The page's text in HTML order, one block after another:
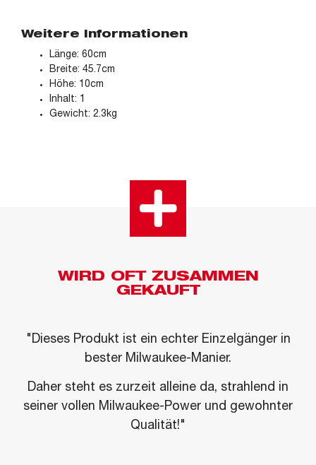
Weitere Informationen
Länge: 60cm
Breite: 45.7cm
Höhe: 10cm
Inhalt: 1
Gewicht: 2.3kg
WIRD OFT ZUSAMMEN
GEKAUFT
"Dieses Produkt ist ein echter Einzelgänger in
bester Milwaukee-Manier.
Daher steht es zurzeit alleine da, strahlend in
seiner vollen Milwaukee-Power und gewohnter
Qualität!"